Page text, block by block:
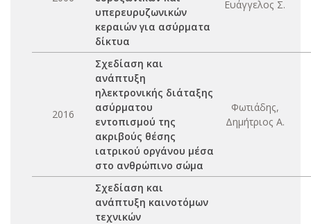
υπερευρυζωνικών
κεραιών για ασύρματα
δίκτυα
Ευάγγελος Σ.
2016
Σχεδίαση και
ανάπτυξη
ηλεκτρονικής διάταξης
ασύρματου
εντοπισμού της
ακριβούς θέσης
ιατρικού οργάνου μέσα
στο ανθρώπινο σώμα
Φωτιάδης,
Δημήτριος Α.
Σχεδίαση και
ανάπτυξη καινοτόμων
τεχνικών